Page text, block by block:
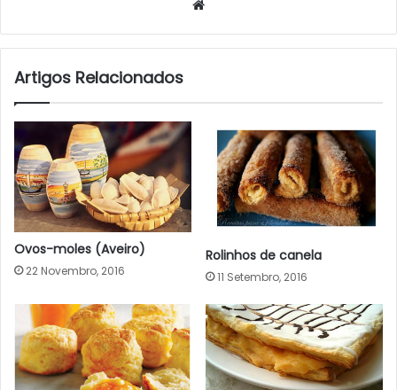
Artigos Relacionados
Ovos-moles (Aveiro)
22 Novembro, 2016
Rolinhos de canela
11 Setembro, 2016